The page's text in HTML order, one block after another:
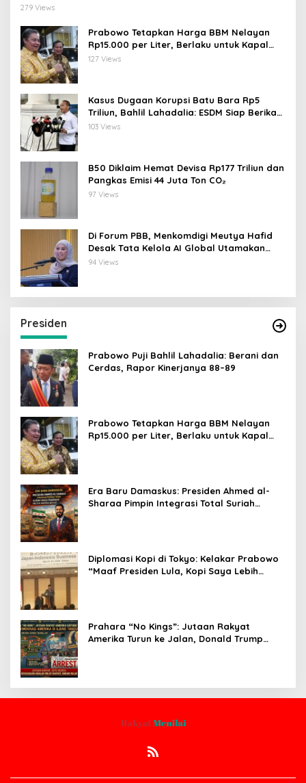
279 Views
Prabowo Tetapkan Harga BBM Nelayan
Rp15.000 per Liter, Berlaku untuk Kapal
30-200 GT
127 Views
Kasus Dugaan Korupsi Batu Bara Rp5
Triliun, Bahlil Lahadalia: ESDM Siap Berikan
Data
103 Views
B50 Diklaim Hemat Devisa Rp177 Triliun dan
Pangkas Emisi 44 Juta Ton CO₂
97 Views
Di Forum PBB, Menkomdigi Meutya Hafid
Desak Tata Kelola AI Global Utamakan
Perlindungan Anak
94 Views
Presiden
Prabowo Puji Bahlil Lahadalia: Berani dan
Cerdas, Rapor Kinerjanya 88–89
Prabowo Tetapkan Harga BBM Nelayan
Rp15.000 per Liter, Berlaku untuk Kapal
Era Baru Damaskus: Presiden Ahmed al-
Sharaa Pimpin Integrasi Total Suriah
Diplomasi Kopi di Tokyo: Kelakar Prabowo
“Maaf Presiden Lula, Kopi Saya Lebih
Prahara “No Kings”: Jutaan Rakyat
Amerika Turun ke Jalan, Donald Trump